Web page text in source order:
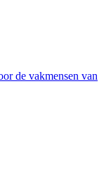
de vakmensen van